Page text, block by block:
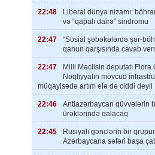
22:48
Liberal dünya nizamı:
və “qapalı dairə” sindromu
22:47
“Sosial şəbəkələrdə şər-
qanun qarşısında cavab
22:47
Milli Məclisin deputatı Flora
Nəqliyyatın mövcud
müqayisədə artım elə də ciddi deyil
22:46
Antiazərbaycan qüvvələrin
ürəklərində qalacaq
22:45
Rusiyalı gənclərin bir
Azərbaycana səfəri başa